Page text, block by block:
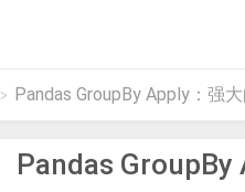
> Pandas GroupBy Apply：强
Pandas